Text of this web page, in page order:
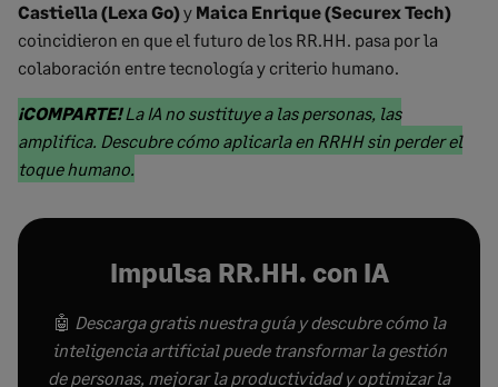
Castiella (Lexa Go)y Maica Enrique (Securex Tech)
coincidieron en que el futuro de los RR.HH. pasa por la
colaboración entre tecnología y criterio humano.
Marked
text
start
¡COMPARTE!La IA no sustituye a las personas, las
amplifica. Descubre cómo aplicarla en RRHH sin perder el
toque humano.
end
Impulsa RR.HH. con IA
🤖 Descarga gratis nuestra guía y descubre cómo la
inteligencia artificial puede transformar la gestión
de personas, mejorar la productividad y optimizar la